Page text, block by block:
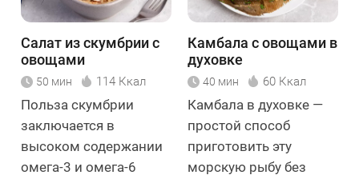
Салат из скумбрии с
овощами
50 мин 114 Ккал
Польза скумбрии
заключается в
высоком содержании
омега-3 и омега-6
Камбала с овощами в
духовке
40 мин 60 Ккал
Камбала в духовке —
простой способ
приготовить эту
морскую рыбу без